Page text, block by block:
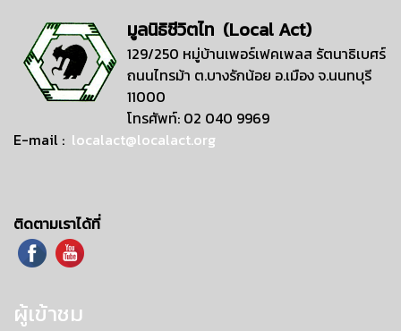
มูลนิธิชีวิตไท (Local Act)
129/250 หมู่บ้านเพอร์เฟคเพลส รัตนาธิเบศร์
ถนนไทรม้า ต.บางรักน้อย อ.เมือง จ.นนทบุรี
11000
โทรศัพท์: 02 040 9969
E-mail : localact@localact.org
ติดตามเราได้ที่
ผู้เข้าชม